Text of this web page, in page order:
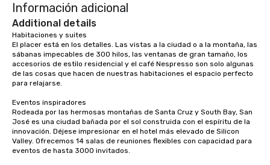
signature dishes at each restaurant.
Our affordable tours are priced per
person with tax and gratuities
included. The only thing not included
are drinks. However, a beverage
package upgrade is available, which
provides guests a signature cocktail
at various stops. Build Your Network
Our exclusive experiences provide the
ultimate networking opportunities. At
a typical sit-down dinner, you’re lucky
to engage the person to the left and
Información adicional
Additional details
Habitaciones y suites
El placer está en los detalles. Las vistas a la ciudad o a la montaña, las
sábanas impecables de 300 hilos, las ventanas de gran tamaño, los
accesorios de estilo residencial y el café Nespresso son solo algunas
de las cosas que hacen de nuestras habitaciones el espacio perfecto
para relajarse.
Eventos inspiradores
Rodeada por las hermosas montañas de Santa Cruz y South Bay, San
José es una ciudad bañada por el sol construida con el espíritu de la
innovación. Déjese impresionar en el hotel más elevado de Silicon
Valley. Ofrecemos 14 salas de reuniones flexibles con capacidad para
eventos de hasta 3000 invitados.